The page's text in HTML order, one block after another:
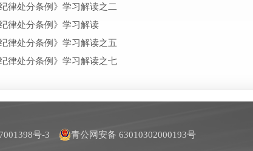
律处分条例》学习解读之二
律处分条例》学习解读
律处分条例》学习解读之五
律处分条例》学习解读之七
号-3 青公网安备 63010302000193号